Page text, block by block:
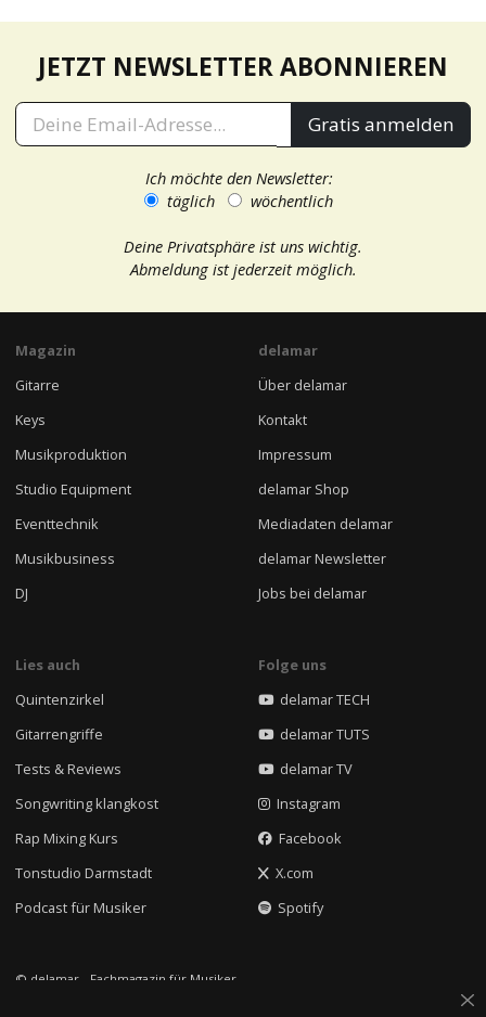
JETZT NEWSLETTER ABONNIEREN
Gratis anmelden
Ich möchte den Newsletter:
täglich
wöchentlich
Deine Privatsphäre ist uns wichtig.
Abmeldung ist jederzeit möglich.
Magazin
Gitarre
Keys
Musikproduktion
Studio Equipment
Eventtechnik
Musikbusiness
DJ
delamar
Über delamar
Kontakt
Impressum
delamar Shop
Mediadaten delamar
delamar Newsletter
Jobs bei delamar
Lies auch
Quintenzirkel
Gitarrengriffe
Tests & Reviews
Songwriting klangkost
Rap Mixing Kurs
Tonstudio Darmstadt
Podcast für Musiker
Folge uns
delamar TECH
delamar TUTS
delamar TV
Instagram
Facebook
X.com
Spotify
© delamar - Fachmagazin für Musiker